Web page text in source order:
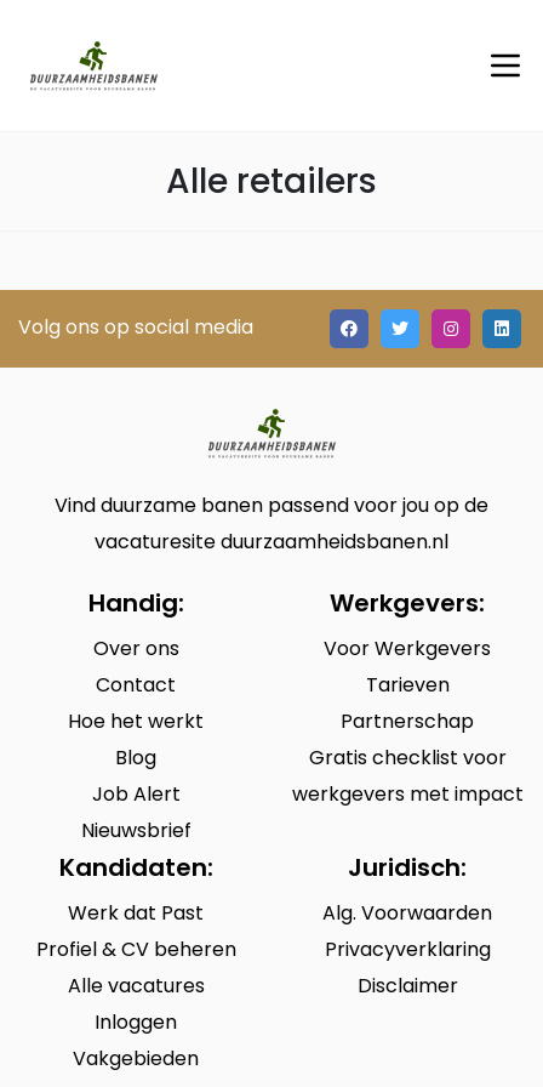
Alle retailers
Volg ons op social media
Vind duurzame banen passend voor jou op de
vacaturesite duurzaamheidsbanen.nl
Handig:
Over ons
Contact
Hoe het werkt
Blog
Job Alert
Nieuwsbrief
Werkgevers:
Voor Werkgevers
Tarieven
Partnerschap
Gratis checklist voor
werkgevers met impact
Kandidaten:
Werk dat Past
Profiel & CV beheren
Alle vacatures
Inloggen
Vakgebieden
Juridisch:
Alg. Voorwaarden
Privacyverklaring
Disclaimer